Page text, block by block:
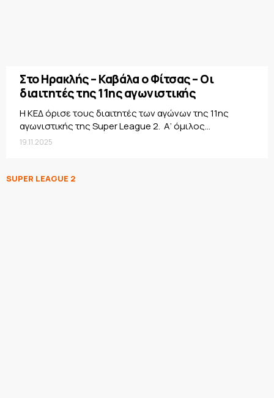
Στο Ηρακλής – Καβάλα ο Φίτσας – Οι
διαιτητές της 11ης αγωνιστικής
Η ΚΕΔ όρισε τους διαιτητές των αγώνων της 11ης
αγωνιστικής της Super League 2. Α’ όμιλος...
19.11.2025
SUPER LEAGUE 2